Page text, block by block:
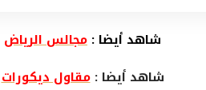
شاهد أيضا : مجالس الرياض
شاهد أيضا :مقاول ديكورات